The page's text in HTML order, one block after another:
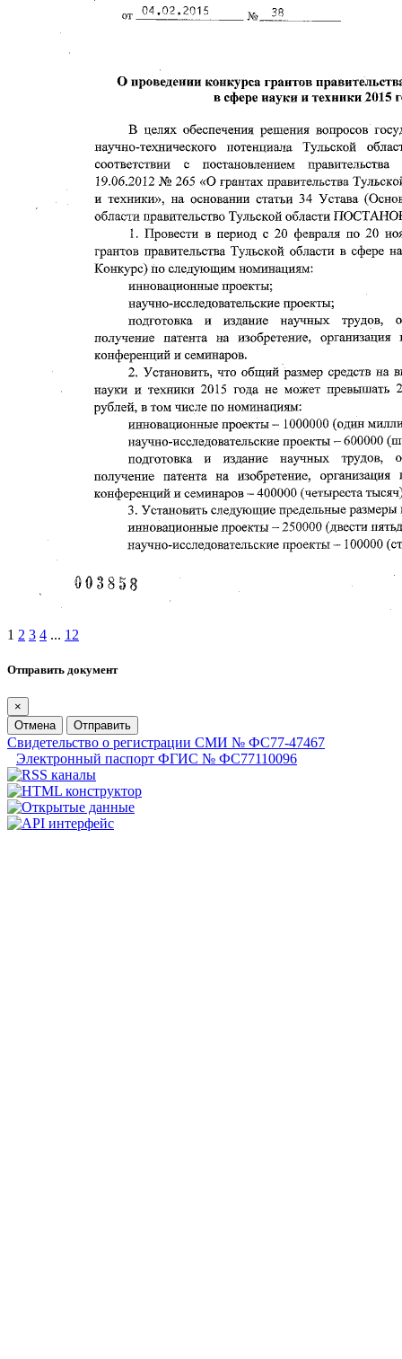
1 2 3 4 ... 12
Отправить документ
×
Отмена
Отправить
Свидетельство о регистрации СМИ № ФС77-47467
Электронный паспорт ФГИС № ФС77110096